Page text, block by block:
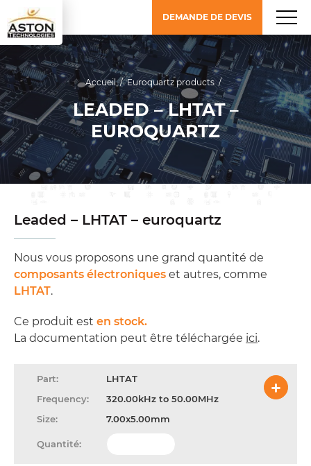
DEMANDE DE DEVIS
Accueil / Euroquartz products /
LEADED – LHTAT –
EUROQUARTZ
Leaded – LHTAT – euroquartz
Nous vous proposons une grand quantité de
composants électroniques et autres, comme
LHTAT.
Ce produit est en stock.
La documentation peut être téléchargée ici.
LHTAT
320.00kHz to 50.00MHz
7.00x5.00mm